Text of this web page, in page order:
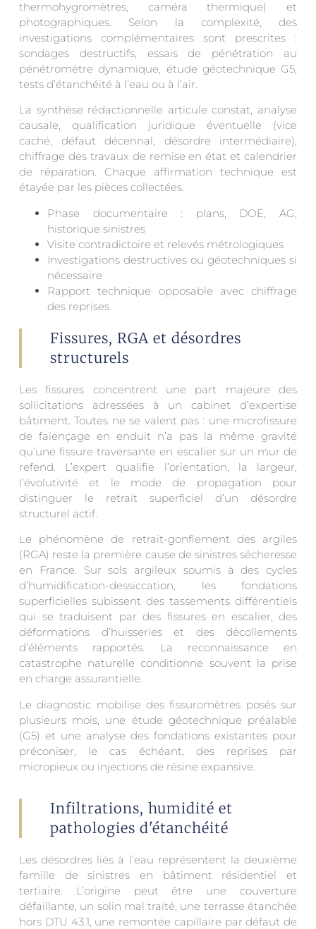
thermohygromètres, caméra thermique) et
photographiques. Selon la complexité, des
investigations complémentaires sont prescrites :
sondages destructifs, essais de pénétration au
pénétromètre dynamique, étude géotechnique G5,
tests d’étanchéité à l’eau ou à l’air.
La synthèse rédactionnelle articule constat, analyse
causale, qualification juridique éventuelle (vice
caché, défaut décennal, désordre intermédiaire),
chiffrage des travaux de remise en état et calendrier
de réparation. Chaque affirmation technique est
étayée par les pièces collectées.
Phase documentaire : plans, DOE, AG,
historique sinistres
Visite contradictoire et relevés métrologiques
Investigations destructives ou géotechniques si
nécessaire
Rapport technique opposable avec chiffrage
des reprises
Fissures, RGA et désordres
structurels
Les fissures concentrent une part majeure des
sollicitations adressées à un cabinet d’expertise
bâtiment. Toutes ne se valent pas : une microfissure
de faïençage en enduit n’a pas la même gravité
qu’une fissure traversante en escalier sur un mur de
refend. L’expert qualifie l’orientation, la largeur,
l’évolutivité et le mode de propagation pour
distinguer le retrait superficiel d’un désordre
structurel actif.
Le phénomène de retrait-gonflement des argiles
(RGA) reste la première cause de sinistres sécheresse
en France. Sur sols argileux soumis à des cycles
d’humidification-dessiccation, les fondations
superficielles subissent des tassements différentiels
qui se traduisent par des fissures en escalier, des
déformations d’huisseries et des décollements
d’éléments rapportés. La reconnaissance en
catastrophe naturelle conditionne souvent la prise
en charge assurantielle.
Le diagnostic mobilise des fissuromètres posés sur
plusieurs mois, une étude géotechnique préalable
(G5) et une analyse des fondations existantes pour
préconiser, le cas échéant, des reprises par
micropieux ou injections de résine expansive.
Infiltrations, humidité et
pathologies d'étanchéité
Les désordres liés à l’eau représentent la deuxième
famille de sinistres en bâtiment résidentiel et
tertiaire. L’origine peut être une couverture
défaillante, un solin mal traité, une terrasse étanchée
hors DTU 43.1, une remontée capillaire par défaut de